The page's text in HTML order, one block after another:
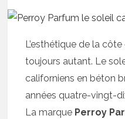
L’esthétique de la
toujours autant. Le
californiens en béton
années quatre-vingt-
La marque Perroy